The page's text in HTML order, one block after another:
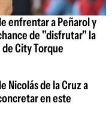
enfrentar a Peñarol y
de "disfrutar" la
City Torque
Nicolás de la Cruz a
en este